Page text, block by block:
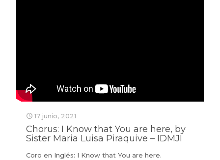
17 junio, 2021
Chorus: I Know that You are here, by
Sister Maria Luisa Piraquive – IDMJI
Coro en Inglés: I Know that You are here.